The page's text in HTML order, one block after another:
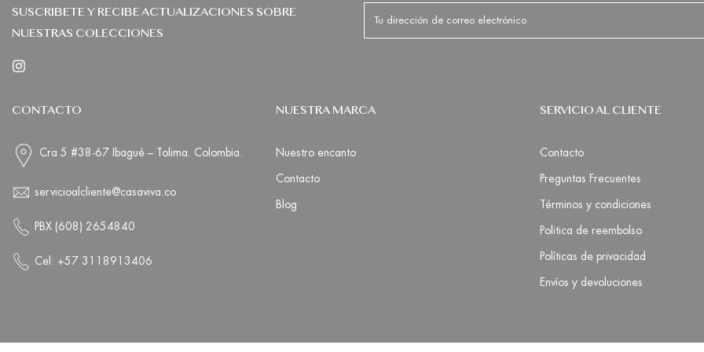
SUSCRIBETE Y RECIBE ACTUALIZACIONES SOBRE
NUESTRAS COLECCIONES
CONTACTO
Cra 5 #38-67 Ibagué – Tolima. Colombia.
servicioalcliente@casaviva.co
PBX (608) 2654840
Cel: +57 3118913406
NUESTRA MARCA
Nuestro encanto
Contacto
Blog
SERVICIO AL CLIENTE
Contacto
Preguntas Frecuentes
Términos y condiciones
Politica de reembolso
Políticas de privacidad
Envíos y devoluciones